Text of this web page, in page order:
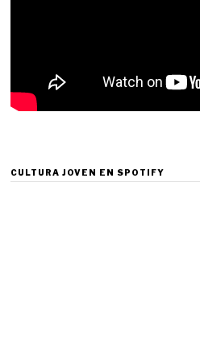
CULTURA JOVEN EN SPOTIFY